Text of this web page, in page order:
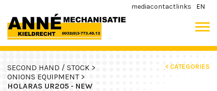
mediacontactlinks EN
SECOND HAND / STOCK >
ONIONS EQUIPMENT >
HOLARAS UR205 - NEW
< CATEGORIES